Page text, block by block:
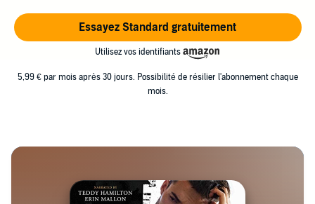
de jardiner, recherche les couverts manquants et dresse
des listes d'épicerie qu'elle peut oublier à la maison.
Cliquez sur SUIVRE ci-dessus pour rester au courant de
Essayez Standard gratuitement
Utilisez vos identifiants
5,99 € par mois après 30 jours. Possibilité de résilier l'abonnement chaque
mois.